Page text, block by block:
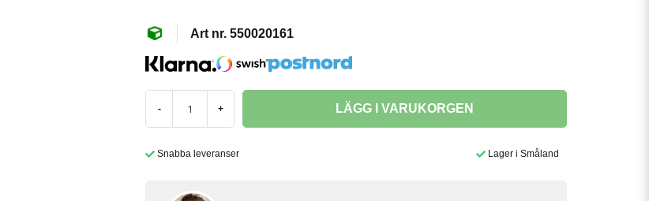
550020161
- + LÄGG I VARUKORGEN
Snabba leveranser Lager i Småland